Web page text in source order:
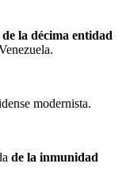
la décima entidad
modernista.
de la inmunidad